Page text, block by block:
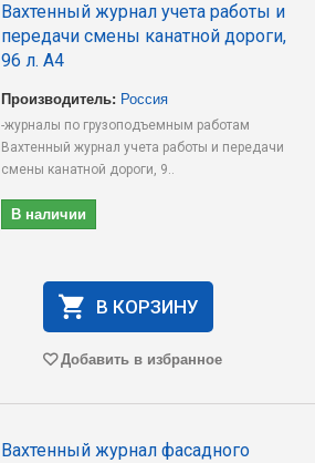
Вахтенный журнал учета работы и
передачи смены канатной дороги,
96 л. А4
Производитель: Россия
-журналы по грузоподъемным работам
Вахтенный журнал учета работы и передачи
смены канатной дороги, 9..
В наличии
В КОРЗИНУ
Добавить в избранное
Вахтенный журнал фасадного